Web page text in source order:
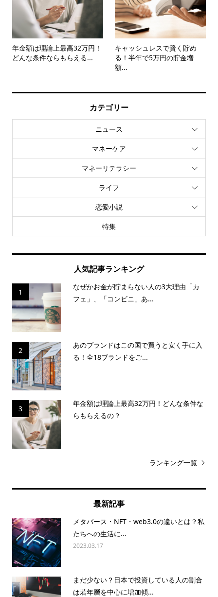
年金額は理論上最高32万円！
どんな条件ならもらえる...
キャッシュレスで賢く貯め
る！半年で5万円の貯金増
額...
カテゴリー
ニュース
マネーケア
マネーリテラシー
ライフ
恋愛小説
特集
人気記事ランキング
1
なぜかお金が貯まらない人の3大理由「カ
フェ」、「コンビニ」あ...
2
あのブランドはこの国で買うと安く手に入
る！全18ブランドをご...
3
年金額は理論上最高32万円！どんな条件な
らもらえるの？
ランキング一覧
最新記事
メタバース・NFT・web3.0の違いとは？私
たちへの生活に...
2023.03.17
まだ少ない？日本で投資している人の割合
は若年層を中心に増加傾...